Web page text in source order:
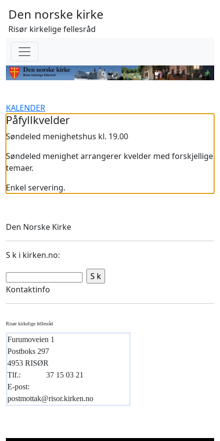
Den norske kirke
Risør kirkelige fellesråd
KALENDER
Påfyllkvelder
Søndeled menighetshus kl. 19.00
Søndeled menighet arrangerer kvelder med forskjellige
temaer.
Enkel servering.
Den Norske Kirke
S k i kirken.no:
Kontaktinfo
Risør kirkelige fellesråd
Furumoveien 1
Postboks 297
4953 RISØR
Tlf.:
37 15 03 21
E-post:
postmottak@risor.kirken.no